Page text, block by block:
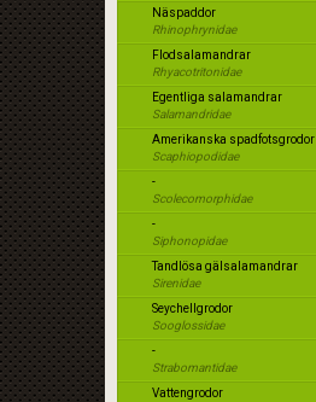
Näspaddor
Rhinophrynidae
Flodsalamandrar
Rhyacotritonidae
Egentliga salamandrar
Salamandridae
Amerikanska spadfotsgrodor
Scaphiopodidae
-
Scolecomorphidae
-
Siphonopidae
Tandlösa gälsalamandrar
Sirenidae
Seychellgrodor
Sooglossidae
-
Strabomantidae
Vattengrodor